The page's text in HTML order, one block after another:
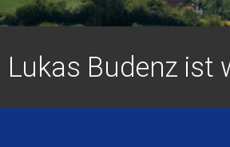
Lukas Budenz ist